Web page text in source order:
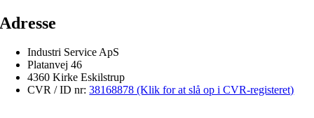
Adresse
Industri Service ApS
Platanvej 46
4360 Kirke Eskilstrup
CVR / ID nr:38168878 (Klik for at slå op i CVR-registeret)